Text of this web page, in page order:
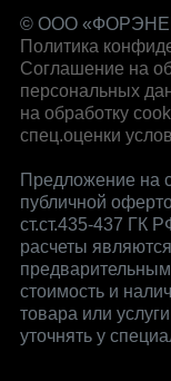
© ООО
Политика
Соглашение на
персональных
на обработку
спец.оценки
Предложение на
публичной
ст.ст.435-437 ГК
расчеты являются
стоимость и
товара или
уточнять у